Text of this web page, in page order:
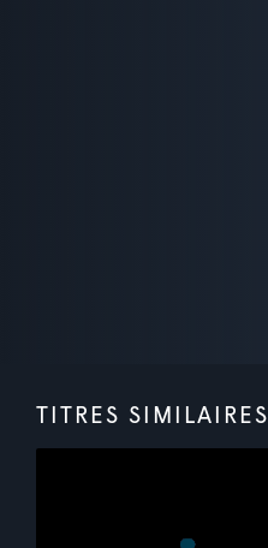
TITRES SIMILAIRES